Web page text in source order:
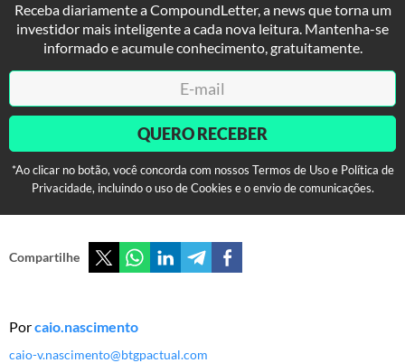
Receba diariamente a CompoundLetter, a news que torna um
investidor mais inteligente a cada nova leitura. Mantenha-se
informado e acumule conhecimento, gratuitamente.
QUERO RECEBER
*Ao clicar no botão, você concorda com nossos Termos de Uso e Política de
Privacidade, incluindo o uso de Cookies e o envio de comunicações.
Compartilhe
Porcaio.nascimento
caio-v.nascimento@btgpactual.com